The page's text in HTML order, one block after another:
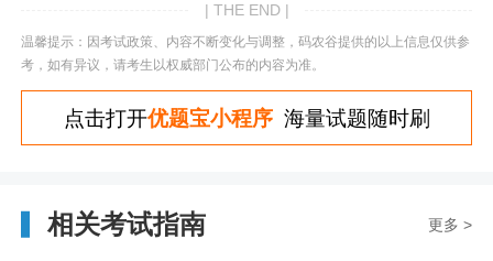
| THE END |
温馨提示：因考试政策、内容不断变化与调整，码农谷提供的以上信息仅供参
考，如有异议，请考生以权威部门公布的内容为准。
点击打开优题宝小程序海量试题随时刷
相关考试指南 更多 >